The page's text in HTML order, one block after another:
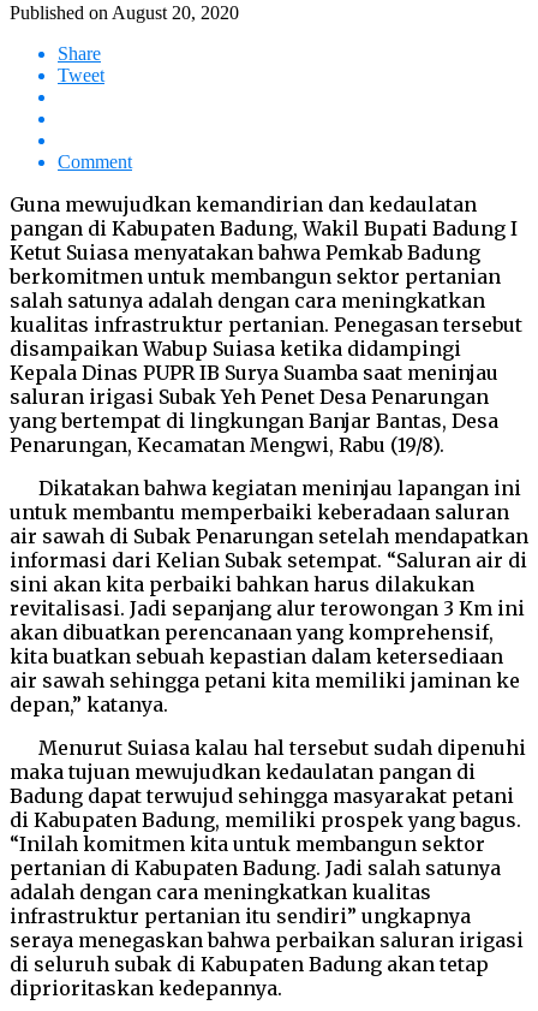
Published on August 20, 2020
Share
Tweet
Comment
Guna mewujudkan kemandirian dan kedaulatan
pangan di Kabupaten Badung, Wakil Bupati Badung I
Ketut Suiasa menyatakan bahwa Pemkab Badung
berkomitmen untuk membangun sektor pertanian
salah satunya adalah dengan cara meningkatkan
kualitas infrastruktur pertanian. Penegasan tersebut
disampaikan Wabup Suiasa ketika didampingi
Kepala Dinas PUPR IB Surya Suamba saat meninjau
saluran irigasi Subak Yeh Penet Desa Penarungan
yang bertempat di lingkungan Banjar Bantas, Desa
Penarungan, Kecamatan Mengwi, Rabu (19/8).
Dikatakan bahwa kegiatan meninjau lapangan ini
untuk membantu memperbaiki keberadaan saluran
air sawah di Subak Penarungan setelah mendapatkan
informasi dari Kelian Subak setempat. “Saluran air di
sini akan kita perbaiki bahkan harus dilakukan
revitalisasi. Jadi sepanjang alur terowongan 3 Km ini
akan dibuatkan perencanaan yang komprehensif,
kita buatkan sebuah kepastian dalam ketersediaan
air sawah sehingga petani kita memiliki jaminan ke
depan,” katanya.
Menurut Suiasa kalau hal tersebut sudah dipenuhi
maka tujuan mewujudkan kedaulatan pangan di
Badung dapat terwujud sehingga masyarakat petani
di Kabupaten Badung, memiliki prospek yang bagus.
“Inilah komitmen kita untuk membangun sektor
pertanian di Kabupaten Badung. Jadi salah satunya
adalah dengan cara meningkatkan kualitas
infrastruktur pertanian itu sendiri” ungkapnya
seraya menegaskan bahwa perbaikan saluran irigasi
di seluruh subak di Kabupaten Badung akan tetap
diprioritaskan kedepannya.